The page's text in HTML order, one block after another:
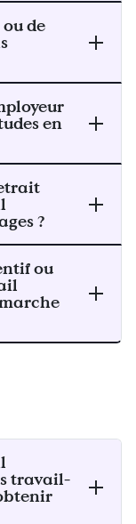
ou de
en
?
ou
travail-